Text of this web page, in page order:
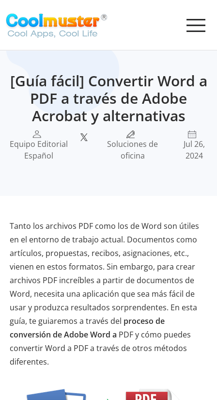
[Guía fácil] Convertir Word a
PDF a través de Adobe
Acrobat y alternativas
Equipo Editorial
Español
Soluciones de
oficina
Jul 26,
2024
Tanto los archivos PDF como los de Word son útiles
en el entorno de trabajo actual. Documentos como
artículos, propuestas, recibos, asignaciones, etc.,
vienen en estos formatos. Sin embargo, para crear
archivos PDF increíbles a partir de documentos de
Word, necesita una aplicación que sea más fácil de
usar y produzca resultados sorprendentes. En esta
guía, te guiaremos a través del proceso de
conversión de Adobe Word a PDF y cómo puedes
convertir Word a PDF a través de otros métodos
diferentes.